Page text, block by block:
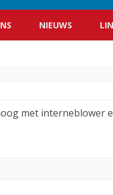
NIEUWS
met interneblower